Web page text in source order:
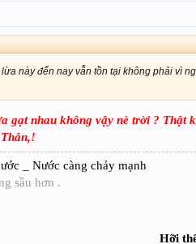
này đến nay vẫn tồn tại không phải vì
gạt nhau không vậy nè trời ? Thật
_ Nước càng chảy mạnh
sầu hơn .
Hỡi